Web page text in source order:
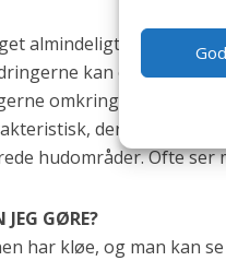
almindeligt, at se
kan optræde
omkring mund, øjne,
der som regel
hudområder. Ofte ser
JEG GØRE?
har kløe, og man kan